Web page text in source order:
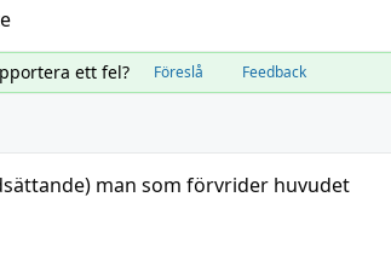
ett fel? Föreslå Feedback
man som förvrider huvudet